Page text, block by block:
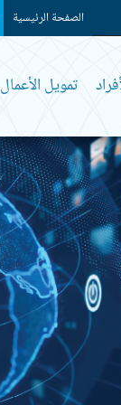
الصفحة الرئيسية
تمويل الأعمال